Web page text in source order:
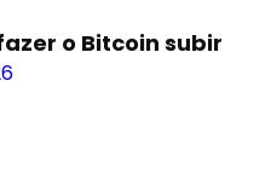
o Bitcoin subir